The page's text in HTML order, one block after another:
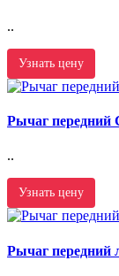
..
Узнать цену
Рычаг передний
..
Узнать цену
Рычаг передний